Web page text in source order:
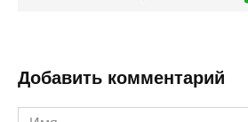
Добавить комментарий
Имя